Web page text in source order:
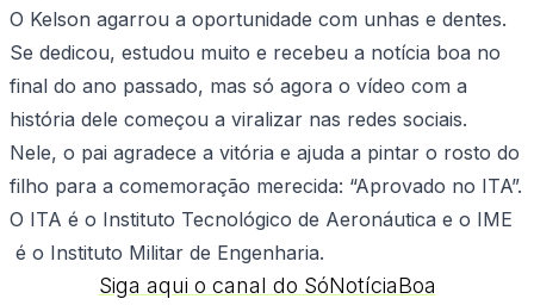
O Kelson agarrou a oportunidade com unhas e dentes.
Se dedicou, estudou muito e recebeu a notícia boa no
final do ano passado, mas só agora o vídeo com a
história dele começou a viralizar nas redes sociais.
Nele, o pai agradece a vitória e ajuda a pintar o rosto do
filho para a comemoração merecida: “Aprovado no ITA”.
O ITA é o Instituto Tecnológico de Aeronáutica e o IME
é o Instituto Militar de Engenharia.
Siga aqui o canal do SóNotíciaBoa